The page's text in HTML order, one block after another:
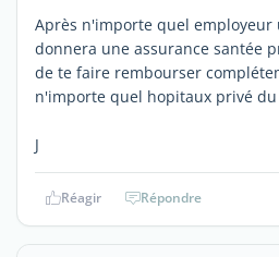
Après n'importe quel employeur
donnera une assurance santée
de te faire rembourser
n'importe quel hopitaux privé du
J
Réagir Répondre